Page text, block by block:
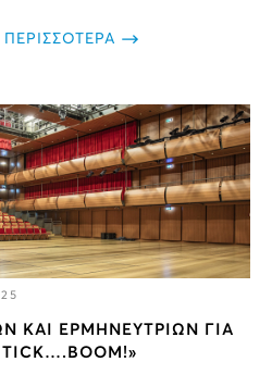
ΚΑΙ ΕΡΜΗΝΕΥΤΡΙΩΝ ΓΙΑ